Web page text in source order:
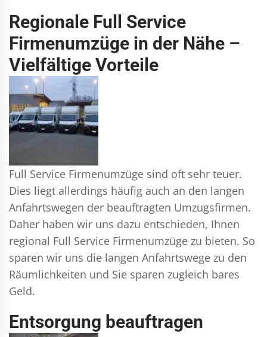
Regionale Full Service
Firmenumzüge in der Nähe –
Vielfältige Vorteile
Full Service Firmenumzüge sind oft sehr teuer.
Dies liegt allerdings häufig auch an den langen
Anfahrtswegen der beauftragten Umzugsfirmen.
Daher haben wir uns dazu entschieden, Ihnen
regional Full Service Firmenumzüge zu bieten. So
sparen wir uns die langen Anfahrtswege zu den
Räumlichkeiten und Sie sparen zugleich bares
Geld.
Entsorgung beauftragen